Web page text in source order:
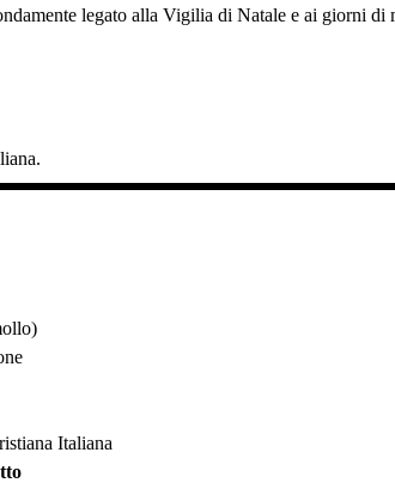
legato alla Vigilia di Natale e ai giorni di
Italiana